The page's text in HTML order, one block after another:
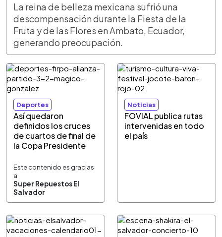
La reina de belleza mexicana sufrió una
descompensación durante la Fiesta de la
Fruta y de las Flores en Ambato, Ecuador,
generando preocupación.
Deportes
Así quedaron
definidos los cruces
de cuartos de final de
la Copa Presidente
Este contenido es gracias
a
Super Repuestos El
Salvador
Noticias
FOVIAL publica rutas
intervenidas en todo
el país